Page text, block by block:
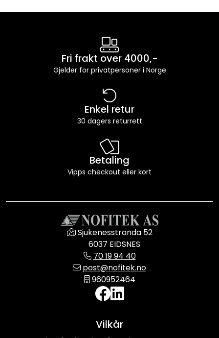
Fri frakt over 4000,-
Gjelder for privatpersoner i Norge
Enkel retur
30 dagers returrett
Betaling
Vipps checkout eller kort
Sjukenesstranda 52
6037 EIDSNES
70 19 94 40
post@nofitek.no
960952464
Vilkår